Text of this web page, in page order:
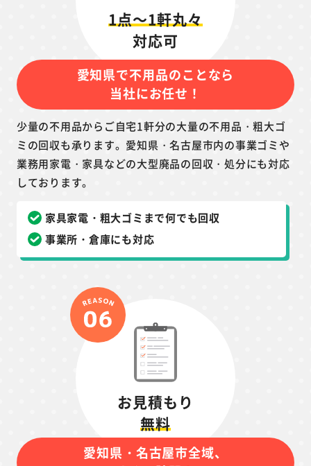
1点～1軒丸々
対応可
愛知県で不用品のことなら
当社にお任せ！
少量の不用品からご自宅1軒分の大量の不用品・粗大ゴ
ミの回収も承ります。愛知県・名古屋市内の事業ゴミや
業務用家電・家具などの大型廃品の回収・処分にも対応
しております。
家具家電・粗大ゴミまで何でも回収
事業所・倉庫にも対応
お見積もり
無料
愛知県・名古屋市全域、